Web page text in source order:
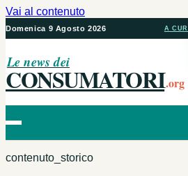
Vai al contenuto
Domenica 9 Agosto 2026 A
Le news dei
CONSUMATORI.org
contenuto_storico